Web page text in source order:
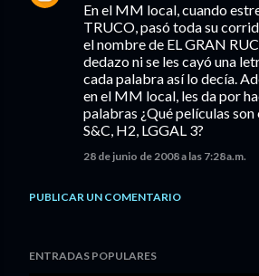
En el MM local, cuando
TRUCO, pasó toda su
el nombre de EL GRAN
dedazo ni se les cayó una
cada palabra así lo decía.
en el MM local, les da por
palabras ¿Qué películas
S&C, H2, LGGAL 3?
28 de junio de 2008 a las 7:28 a.m.
PUBLICAR UN COMENTARIO
ENTRADAS POPULARES